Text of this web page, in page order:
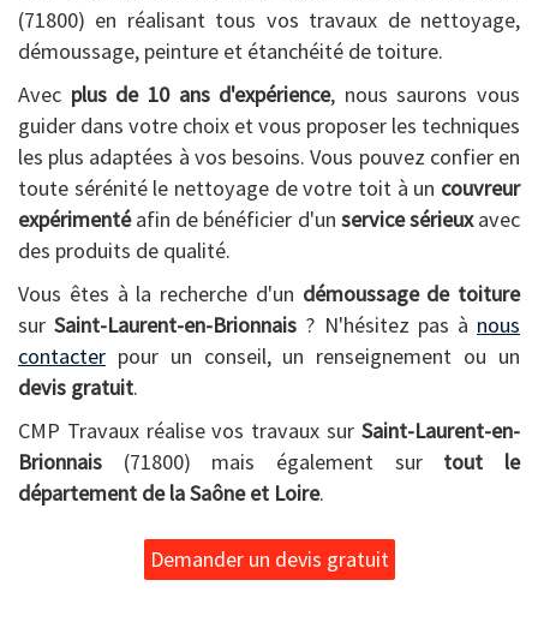
(71800) en réalisant tous vos travaux de nettoyage,
démoussage, peinture et étanchéité de toiture.
Avec plus de 10 ans d'expérience, nous saurons vous
guider dans votre choix et vous proposer les techniques
les plus adaptées à vos besoins. Vous pouvez confier en
toute sérénité le nettoyage de votre toit à un couvreur
expérimentéafin de bénéficier d'un service sérieuxavec
des produits de qualité.
Vous êtes à la recherche d'un démoussage de toiture
surSaint-Laurent-en-Brionnais ? N'hésitez pas à nous
contacter pour un conseil, un renseignement ou un
devis gratuit.
CMP Travaux réalise vos travaux sur Saint-Laurent-en-
Brionnais (71800) mais également sur tout le
département de la Saône et Loire.
Demander un devis gratuit